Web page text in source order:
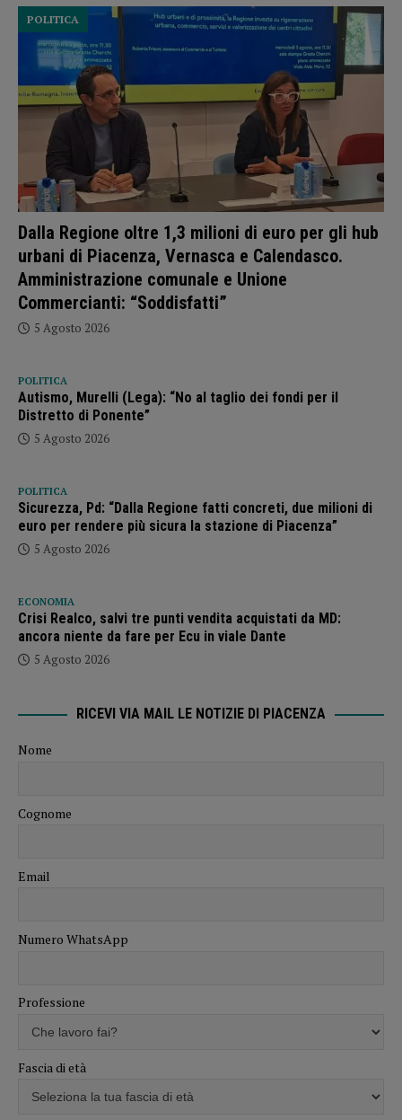
Dalla Regione oltre 1,3 milioni di euro per gli hub
urbani di Piacenza, Vernasca e Calendasco.
Amministrazione comunale e Unione
Commercianti: “Soddisfatti”
POLITICA
5 Agosto 2026
POLITICA
Autismo, Murelli (Lega): “No al taglio dei fondi per il
Distretto di Ponente”
5 Agosto 2026
POLITICA
Sicurezza, Pd: “Dalla Regione fatti concreti, due milioni di
euro per rendere più sicura la stazione di Piacenza”
5 Agosto 2026
ECONOMIA
Crisi Realco, salvi tre punti vendita acquistati da MD:
ancora niente da fare per Ecu in viale Dante
5 Agosto 2026
RICEVI VIA MAIL LE NOTIZIE DI PIACENZA
Nome
Cognome
Email
Numero WhatsApp
Professione
Fascia di età